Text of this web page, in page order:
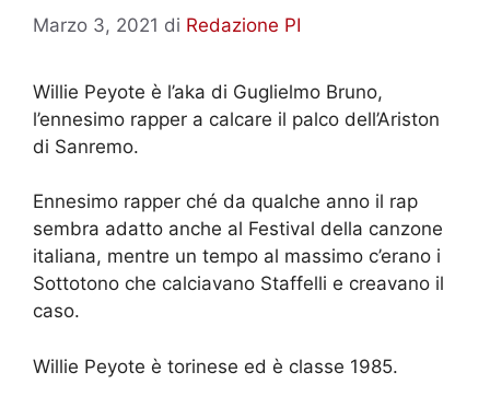
Marzo 3, 2021 di Redazione PI
Willie Peyote è l’aka di Guglielmo Bruno,
l’ennesimo rapper a calcare il palco dell’Ariston
di Sanremo.
Ennesimo rapper ché da qualche anno il rap
sembra adatto anche al Festival della canzone
italiana, mentre un tempo al massimo c’erano i
Sottotono che calciavano Staffelli e creavano il
caso.
Willie Peyote è torinese ed è classe 1985.